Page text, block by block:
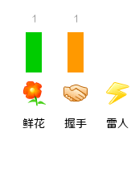
1
鲜花
1
握手 雷人